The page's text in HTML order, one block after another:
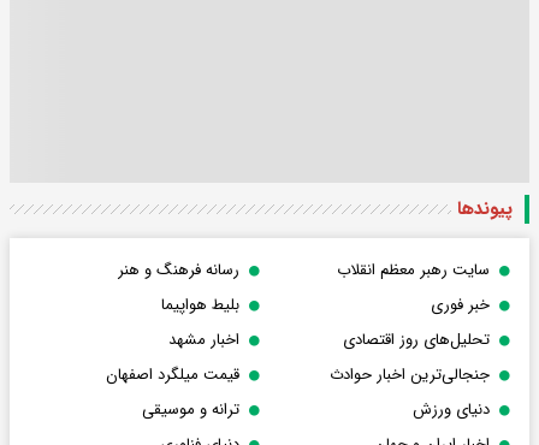
پیوندها
سایت رهبر معظم انقلاب
رسانه فرهنگ و هنر
خبر فوری
بلیط هواپیما
تحلیل‌های روز اقتصادی
اخبار مشهد
جنجالی‌ترین اخبار حوادث
قیمت میلگرد اصفهان
دنیای ورزش
ترانه و موسیقی